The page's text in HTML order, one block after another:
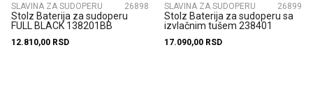
SLAVINA ZA SUDOPERU 26898
Stolz Baterija za sudoperu
FULL BLACK 138201BB
12.810,00 RSD
SLAVINA ZA SUDOPERU 26899
Stolz Baterija za sudoperu sa
izvlačnim tušem 238401
17.090,00 RSD